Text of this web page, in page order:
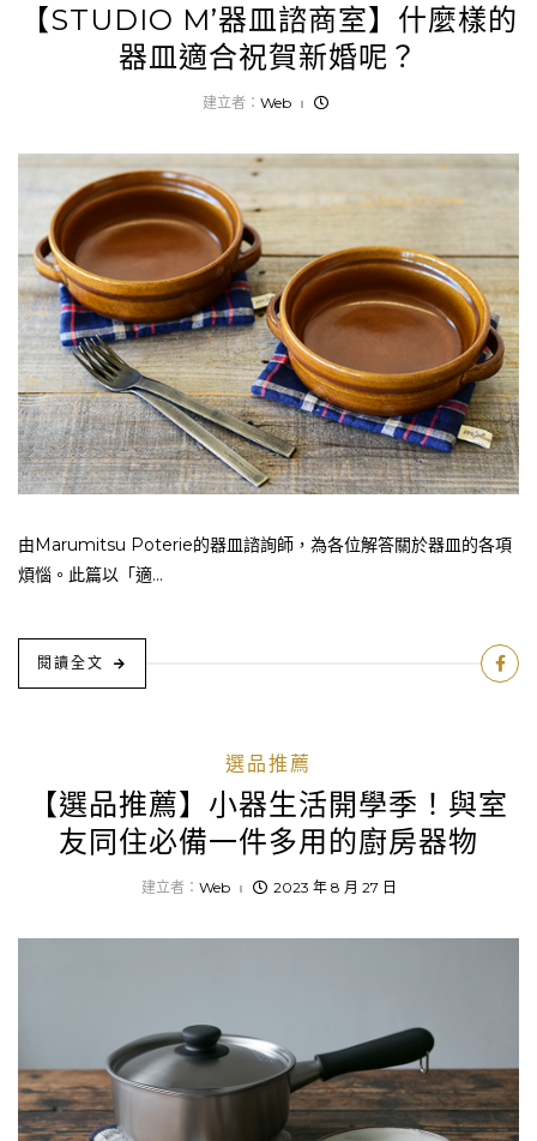
【STUDIO M’器皿諮商室】什麼樣的
器皿適合祝賀新婚呢？
建立者： Web
由Marumitsu Poterie的器皿諮詢師，為各位解答關於器皿的各項
煩惱。此篇以「適...
閱讀全文
選品推薦
【選品推薦】小器生活開學季！與室
友同住必備一件多用的廚房器物
建立者： Web 2023 年 8 月 27 日